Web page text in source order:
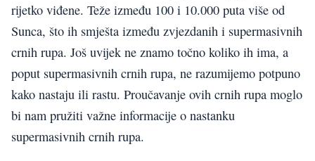
rijetko viđene. Teže između 100 i 10.000 puta više od
Sunca, što ih smješta između zvjezdanih i supermasivnih
crnih rupa. Još uvijek ne znamo točno koliko ih ima, a
poput supermasivnih crnih rupa, ne razumijemo potpuno
kako nastaju ili rastu. Proučavanje ovih crnih rupa moglo
bi nam pružiti važne informacije o nastanku
supermasivnih crnih rupa.